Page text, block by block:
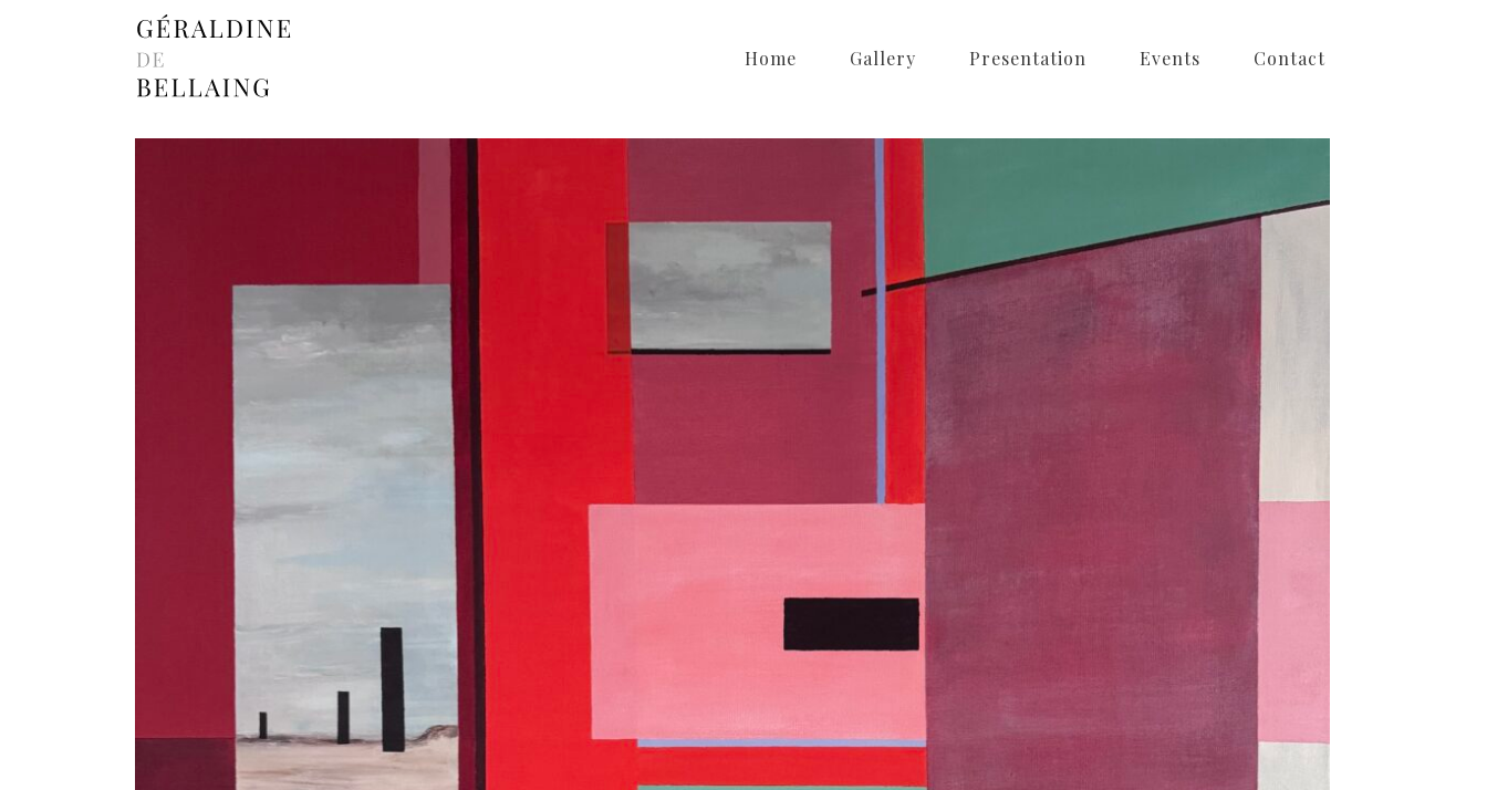
Home Gallery Presentation Events Contact